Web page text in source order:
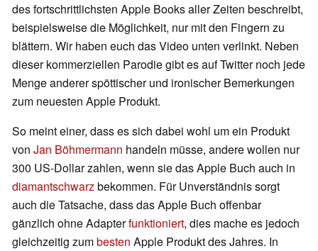
des fortschrittlichsten Apple Books aller Zeiten beschreibt,
beispielsweise die Möglichkeit, nur mit den Fingern zu
blättern. Wir haben euch das Video unten verlinkt. Neben
dieser kommerziellen Parodie gibt es auf Twitter noch jede
Menge anderer spöttischer und ironischer Bemerkungen
zum neuesten Apple Produkt.
So meint einer, dass es sich dabei wohl um ein Produkt
von Jan Böhmermann handeln müsse, andere wollen nur
300 US-Dollar zahlen, wenn sie das Apple Buch auch in
diamantschwarzbekommen. Für Unverständnis sorgt
auch die Tatsache, dass das Apple Buch offenbar
gänzlich ohne Adapterfunktioniert, dies mache es jedoch
gleichzeitig zumbesten Apple Produkt des Jahres. In